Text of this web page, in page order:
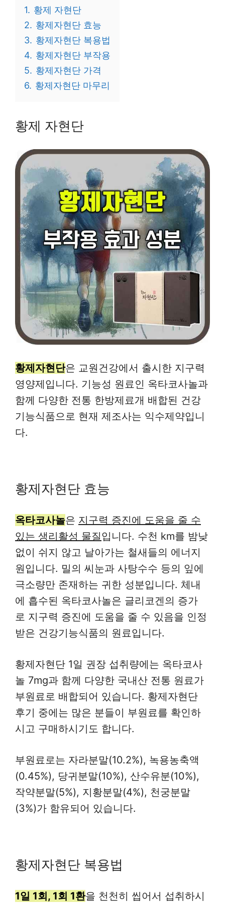
1. 황제 자현단
2. 황제자현단 효능
3. 황제자현단 복용법
4. 황제자현단 부작용
5. 황제자현단 가격
6. 황제자현단 마무리
황제 자현단
황제자현단은 교원건강에서 출시한 지구력
영양제입니다. 기능성 원료인 옥타코사놀과
함께 다양한 전통 한방제료개 배합된 건강
기능식품으로 현재 제조사는 익수제약입니
다.
황제자현단 효능
옥타코사놀은 지구력 증진에 도움을 줄 수
있는 생리활성 물질입니다. 수천 km를 밤낮
없이 쉬지 않고 날아가는 철새들의 에너지
원입니다. 밀의 씨눈과 사탕수수 등의 잎에
극소량만 존재하는 귀한 성분입니다. 체내
에 흡수된 옥타코사놀은 글리코겐의 증가
로 지구력 증진에 도움을 줄 수 있음을 인정
받은 건강기능식품의 원료입니다.
황제자현단 1일 권장 섭취량에는 옥타코사
놀 7mg과 함께 다양한 국내산 전통 원료가
부원료로 배합되어 있습니다. 황제자현단
후기 중에는 많은 분들이 부원료를 확인하
시고 구매하시기도 합니다.
부원료로는 자라분말(10.2%), 녹용농축액
(0.45%), 당귀분말(10%), 산수유분(10%),
작약분말(5%), 지황분말(4%), 천궁분말
(3%)가 함유되어 있습니다.
황제자현단 복용법
1일 1회, 1회 1환을 천천히 씹어서 섭취하시